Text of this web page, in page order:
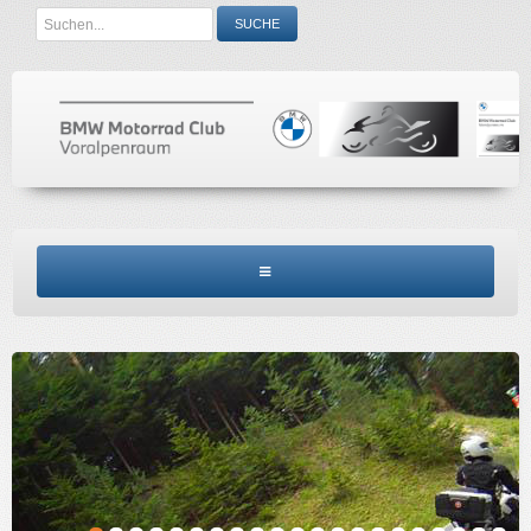
Search
...
SUCHE
CLUBINFO
TERMINE
ACCESSORIES